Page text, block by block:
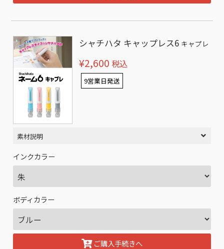
シャチハタ キャップレス6 キャプレ
¥2,600 税込
9営業日発送
素材説明
インクカラー
ボディカラー
ご購入手続きへ